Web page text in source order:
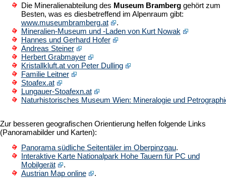
Die Mineralienabteilung des Museum Bramberggehört zum
Besten, was es diesbetreffend im Alpenraum gibt:
www.museumbramberg.at
.
Mineralien-Museum und -Laden von Kurt Nowak
Hannes und Gerhard Hofer
Andreas Steiner
Herbert Grabmayer
Kristallkluft.at von Peter Dulling
Familie Leitner
Stoafex.at
Lungauer-Stoafexn.at
Naturhistorisches Museum Wien: Mineralogie und
Zur besseren geografischen Orientierung helfen folgende Links
(Panoramabilder und Karten):
Panorama südliche Seitentäler im Oberpinzgau.
Interaktive Karte Nationalpark Hohe Tauern für PC und
Mobilgerät
.
Austrian Map online
.